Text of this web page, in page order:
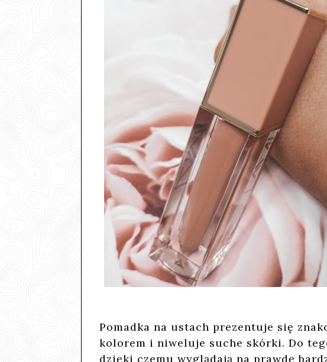
Pomadka na ustach prezentuje się
kolorem i niweluje suche skórki. Do
dzięki czemu wyglądają na prawdę